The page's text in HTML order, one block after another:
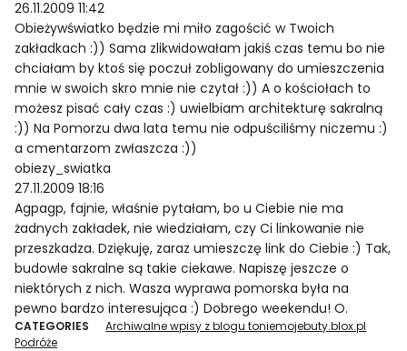
26.11.2009 11:42
Obieżywświatko będzie mi miło zagościć w Twoich
zakładkach :)) Sama zlikwidowałam jakiś czas temu bo nie
chciałam by ktoś się poczuł zobligowany do umieszczenia
mnie w swoich skro mnie nie czytał :)) A o kościołach to
możesz pisać cały czas :) uwielbiam architekturę sakralną
:)) Na Pomorzu dwa lata temu nie odpuściliśmy niczemu :)
a cmentarzom zwłaszcza :))
obiezy_swiatka
27.11.2009 18:16
Agpagp, fajnie, właśnie pytałam, bo u Ciebie nie ma
żadnych zakładek, nie wiedziałam, czy Ci linkowanie nie
przeszkadza. Dziękuję, zaraz umieszczę link do Ciebie :) Tak,
budowle sakralne są takie ciekawe. Napiszę jeszcze o
niektórych z nich. Wasza wyprawa pomorska była na
pewno bardzo interesująca :) Dobrego weekendu! O.
CATEGORIES
Archiwalne wpisy z blogu toniemojebuty.blox.pl
Podróże